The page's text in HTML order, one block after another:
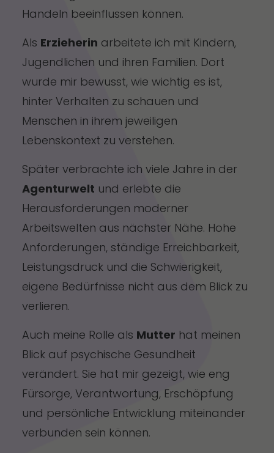
Handeln beeinflussen können.
Als Erzieherin arbeitete ich mit Kindern,
Jugendlichen und ihren Familien. Dort
wurde mir bewusst, wie wichtig es ist,
hinter Verhalten zu schauen und
Menschen in ihrem jeweiligen
Lebenskontext zu verstehen.
Später verbrachte ich viele Jahre in der
Agenturwelt und erlebte die
Herausforderungen moderner
Arbeitswelten aus nächster Nähe. Hohe
Anforderungen, ständige Erreichbarkeit,
Leistungsdruck und die Schwierigkeit,
eigene Bedürfnisse nicht aus dem Blick zu
verlieren.
Auch meine Rolle als Mutter hat meinen
Blick auf psychische Gesundheit
verändert. Sie hat mir gezeigt, wie eng
Fürsorge, Verantwortung, Erschöpfung
und persönliche Entwicklung miteinander
verbunden sein können.